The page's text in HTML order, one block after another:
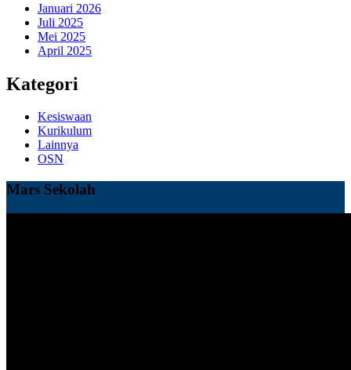
Januari 2026
Juli 2025
Mei 2025
April 2025
Kategori
Kesiswaan
Kurikulum
Lainnya
OSN
Mars Sekolah